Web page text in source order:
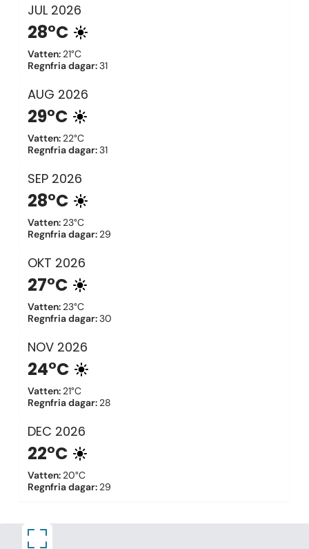
JUL 2026
28°C
Vatten: 21°C
Regnfria dagar:31
AUG 2026
29°C
Vatten: 22°C
Regnfria dagar:31
SEP 2026
28°C
Vatten: 23°C
Regnfria dagar: 29
OKT 2026
27°C
Vatten: 23°C
Regnfria dagar:30
NOV 2026
24°C
Vatten: 21°C
Regnfria dagar: 28
DEC 2026
22°C
Vatten: 20°C
Regnfria dagar: 29